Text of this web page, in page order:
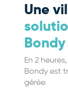
Une
Bondy
En 2
Bondy est
gérée.